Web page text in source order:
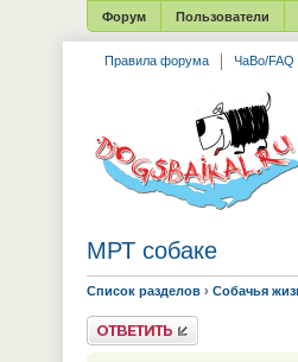
Форум Пользователи
Правила форума ЧаВо/FAQ
МРТ собаке
Список разделов › Собачья
Ответить